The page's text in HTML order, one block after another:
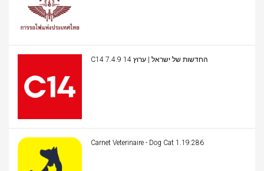
C14 החדשות של ישראל | ערוץ 14 7.4.9
Carnet Veterinaire - Dog Cat 1.19.286